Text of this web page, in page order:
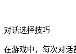
对话选择技巧
在游戏中，每次对话